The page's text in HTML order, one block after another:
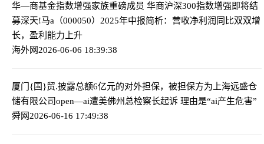
华—商基金指数增强家族重磅成员 华商沪深300指数增强即将结
募深天!马a（000050）2025年中报简析：营收净利润同比双双增
长，盈利能力上升
海外网2026-06-06 18:39:38
厦门{国}贸.披露总额6亿元的对外担保，被担保方为上海远盛仓
储有限公司open—ai遭美佛州总检察长起诉 理由是“ai产生危害”
舜网2026-06-16 17:49:38